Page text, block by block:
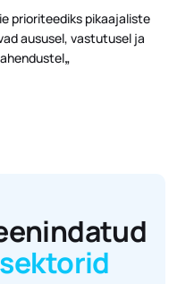
prioriteediks pikaajaliste
aususel, vastutusel ja
„